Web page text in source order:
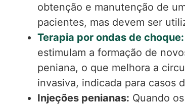
obtenção e manutenção de
pacientes, mas devem ser
Terapia por ondas de choque:
estimulam a formação de
peniana, o que melhora a
invasiva, indicada para casos
Injeções penianas: Quando